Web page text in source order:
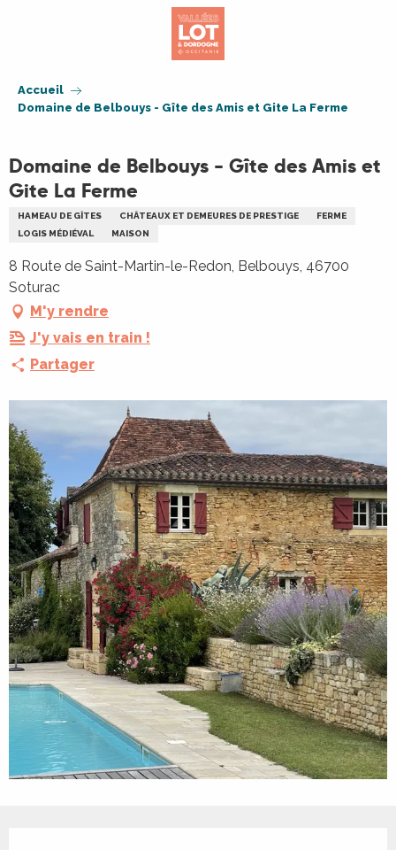
Accueil
Domaine de Belbouys - Gîte des Amis et Gite La Ferme
Domaine de Belbouys - Gîte des Amis et
Gite La Ferme
HAMEAU DE GÎTES CHÂTEAUX ET DEMEURES DE PRESTIGE
FERME
LOGIS MÉDIÉVAL
MAISON
8 Route de Saint-Martin-le-Redon, Belbouys, 46700
Soturac
M'y rendre
J'y vais en train !
Partager